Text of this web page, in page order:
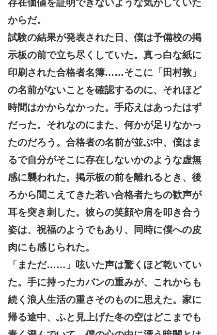
存在価値を証明できないような気がしていた
からだ。
試験の結果が発表された日、僕は予備校の掲
示板の前で立ち尽くしていた。真っ白な紙に
印刷された合格者名簿……そこに「田村敦」
の名前がないことを確認するのに、それほど
時間はかからなかった。手応えはあったはず
だった。それなのにまた、何かが足りなかっ
たのだろう。合格者の名前が並ぶ中、僕はま
るで自分がそこに存在しないかのような虚無
感に襲われた。掲示板の前を離れるとき、後
ろから聞こえてきた若い合格者たちの歓声が
耳を突き刺した。彼らの笑顔や肩を叩き合う
姿は、祝福のようでもあり、同時に僕への皮
肉にも感じられた。
「まただ……」呟いた声は驚くほど乾いてい
た。手に持ったカバンの重みが、これからも
続く浪人生活の重さそのものに思えた。家に
帰る途中、ふと見上げた冬の空はどこまでも